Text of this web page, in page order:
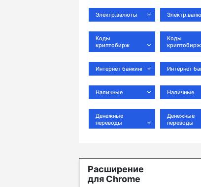
Электр.валюты
Коды
криптобирж
Интернет банкинг
Наличные
Денежные
переводы
Коды
криптобирж
Интернет
Наличные
Денежные
переводы
Расширение
для Chrome